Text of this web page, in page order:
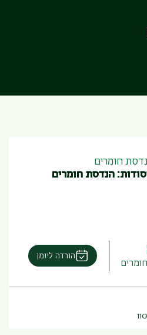
חומרים
הנדסת חומרים
הורדה ליומן